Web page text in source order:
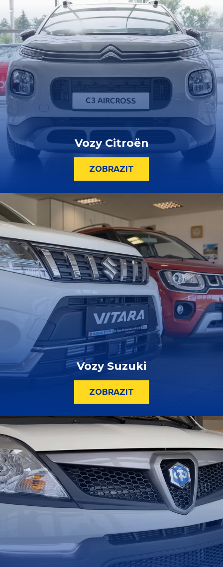
Vozy Citroën
ZOBRAZIT
Vozy Suzuki
ZOBRAZIT